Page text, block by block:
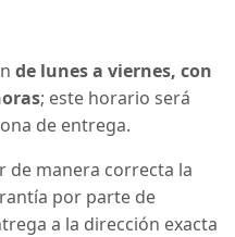
de lunes a viernes, con
; este horario será
de entrega.
de manera correcta la
por parte de
a la dirección exacta